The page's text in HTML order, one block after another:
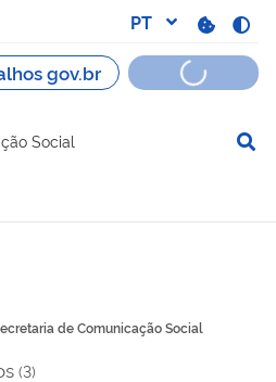
Social
de Comunicação Social
(3)